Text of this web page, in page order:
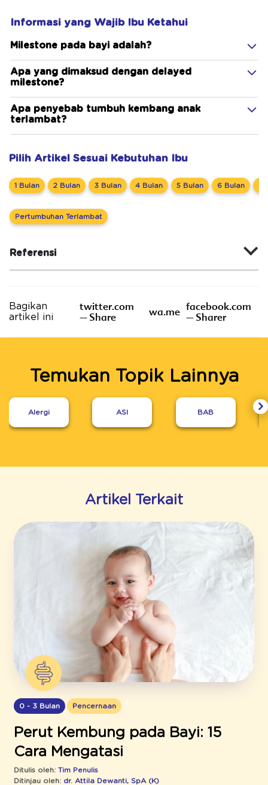
Informasi yang Wajib Ibu Ketahui
Milestone pada bayi adalah?
Apa yang dimaksud dengan delayed
milestone?
Apa penyebab tumbuh kembang anak
terlambat?
Pilih Artikel Sesuai Kebutuhan Ibu
1 Bulan 2 Bulan 3 Bulan 4 Bulan 5 Bulan 6 Bulan
Pertumbuhan Terlambat
Referensi
Bagikan
artikel ini
twitter.com
– Share
wa.me facebook.com
– Sharer
Temukan Topik Lainnya
Alergi ASI BAB
Artikel Terkait
0 - 3 Bulan Pencernaan
Perut Kembung pada Bayi: 15
Cara Mengatasi
Ditulis oleh: Tim Penulis
Ditinjau oleh: dr. Attila Dewanti, SpA (K)